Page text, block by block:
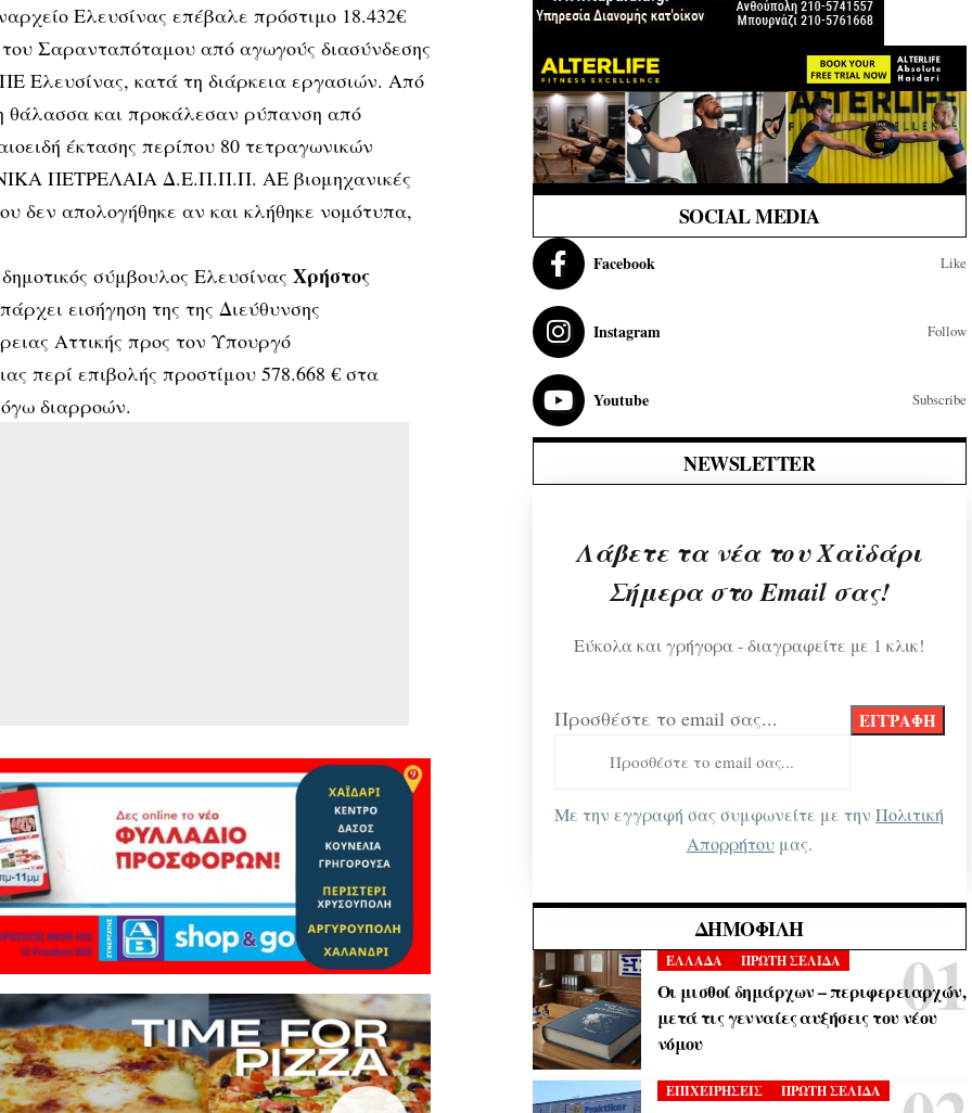
Ελευσίνας επέβαλε πρόστιμο 18.432€
Σαρανταπόταμου από αγωγούς διασύνδεσης
Ελευσίνας, κατά τη διάρκεια εργασιών. Από
θάλασσα και προκάλεσαν ρύπανση από
έκτασης περίπου 80 τετραγωνικών
ΠΕΤΡΕΛΑΙΑ Δ.Ε.Π.Π.Π. ΑΕ βιομηχανικές
δεν απολογήθηκε αν και κλήθηκε νομότυπα,
σύμβουλος Ελευσίνας Χρήστος
εισήγηση της της Διεύθυνσης
Αττικής προς τον Υπουργό
περί επιβολής προστίμου 578.668 € στα
διαρροών.
SOCIAL MEDIA
Facebook Like
Instagram Follow
Youtube Subscribe
NEWSLETTER
Λάβετε τα νέα του Χαϊδάρι
Σήμερα στο Email σας!
Εύκολα και γρήγορα - διαγραφείτε με 1 κλικ!
Προσθέστε το email σας...
Με την εγγραφή σας συμφωνείτε με τηνΠολιτική
Απορρήτουμας.
ΔΗΜΟΦΙΛΉ
ΕΛΛΑΔΑ ΠΡΩΤΗ ΣΕΛΙΔΑ
Οι μισθοί δημάρχων – περιφερειαρχών,
μετά τις γενναίες αυξήσεις του νέου
νόμου
ΕΠΙΧΕΙΡΗΣΕΙΣ ΠΡΩΤΗ ΣΕΛΙΔΑ